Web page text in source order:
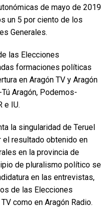
de mayo de 2019
un 5 por ciento de los
Generales.
las Elecciones
formaciones políticas
en Aragón TV y Aragón
Tú Aragón, Podemos-
e IU.
la singularidad de Teruel
resultado obtenido en
en la provincia de
de pluralismo político se
en las entrevistas,
de las Elecciones
como en Aragón Radio.